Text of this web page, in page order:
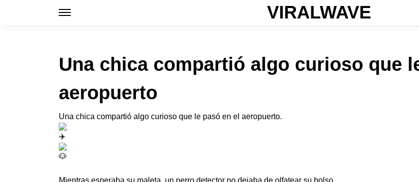
VIRALWAVE
Una chica compartió algo curioso que
aeropuerto
Una chica compartió algo curioso que le pasó en el aeropuerto.
Mientras esperaba su maleta, un perro detector no dejaba de olfatear su bolso.